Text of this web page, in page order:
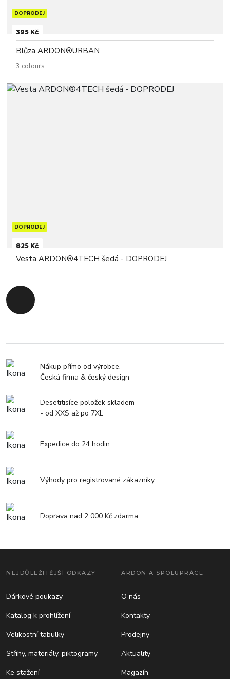
DOPRODEJ
395 Kč
Blůza ARDON®URBAN
3 colours
DOPRODEJ
825 Kč
Vesta ARDON®4TECH šedá - DOPRODEJ
Zpět na začátek
Nákup přímo od výrobce.
Česká firma & český design
Desetitisíce položek skladem
- od XXS až po 7XL
Expedice do 24 hodin
Výhody pro registrované zákazníky
Doprava nad 2 000 Kč zdarma
NEJDŮLEŽITĚJŠÍ ODKAZY
Dárkové poukazy
Katalog k prohlížení
Velikostní tabulky
Střihy, materiály, piktogramy
Ke stažení
ARDON A SPOLUPRÁCE
O nás
Kontakty
Prodejny
Aktuality
Magazín